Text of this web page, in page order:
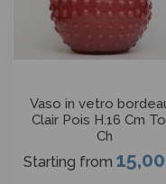
Vaso in vetro
Clair Pois H.16 Cm
Ch
Starting from